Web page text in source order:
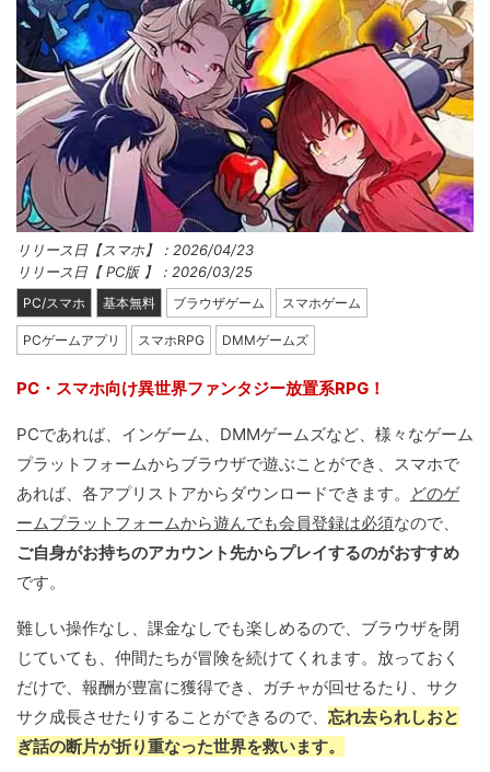
リリース日【スマホ】：2026/04/23
リリース日【 PC版 】：2026/03/25
PC/スマホ 基本無料 ブラウザゲーム スマホゲーム
PCゲームアプリ スマホRPG DMMゲームズ
PC・スマホ向け異世界ファンタジー放置系RPG！
PCであれば、インゲーム、DMMゲームズなど、様々なゲーム
プラットフォームからブラウザで遊ぶことができ、スマホで
あれば、各アプリストアからダウンロードできます。
どのゲ
ームプラットフォームから遊んでも会員登録は必須なので、
ご自身がお持ちのアカウント先からプレイするのがおすすめ
です。
難しい操作なし、課金なしでも楽しめるので、ブラウザを閉
じていても、仲間たちが冒険を続けてくれます。放っておく
だけで、報酬が豊富に獲得でき、ガチャが回せるたり、サク
サク成長させたりすることができるので、 忘れ去られしおと
ぎ話の断片が折り重なった世界を救います。